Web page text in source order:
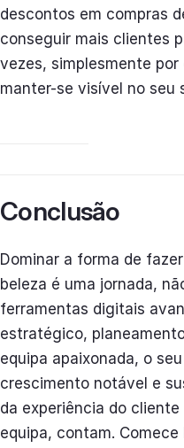
descontos em compras
conseguir mais clientes
vezes, simplesmente
manter-se visível no seu
Conclusão
Dominar a forma de
beleza é uma jornada,
ferramentas digitais
estratégico,
equipa apaixonada, o
crescimento notável e
da experiência do
equipa, contam.